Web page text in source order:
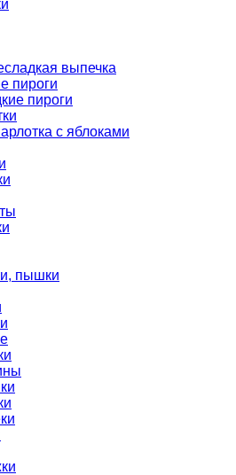
выпечка
пироги
пироги
с яблоками
пышки